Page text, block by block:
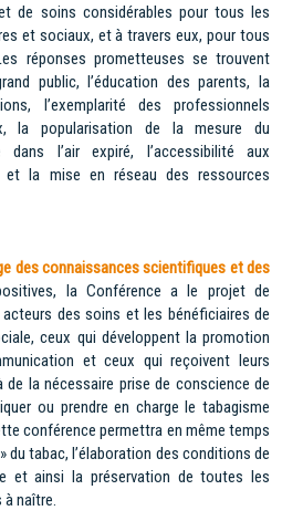
de soins considérables pour tous les
et sociaux, et à travers eux, pour tous
réponses prometteuses se trouvent
public, l’éducation des parents, la
l’exemplarité des professionnels
la popularisation de la mesure du
dans l’air expiré, l’accessibilité aux
et la mise en réseau des ressources
des connaissances scientifiques et des
la Conférence a le projet de
des soins et les bénéficiaires de
ceux qui développent la promotion
et ceux qui reçoivent leurs
de la nécessaire prise de conscience de
ou prendre en charge le tabagisme
conférence permettra en même temps
du tabac, l’élaboration des conditions de
et ainsi la préservation de toutes les
naître.